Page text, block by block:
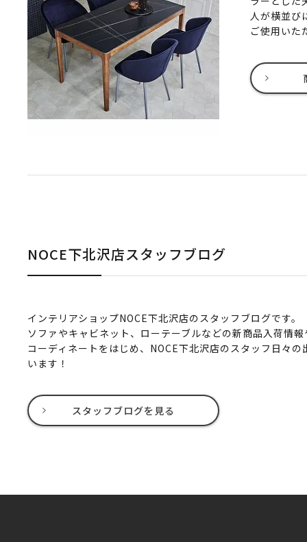
人が横並び
ご使用いた
NOCE下北沢店スタッフブログ
インテリアショップNOCE下北沢店のスタッフブログです。
ソファやキャビネット、ローテーブルなどの新商品入荷情
コーディネートをはじめ、NOCE下北沢店のスタッフ日々
います！
スタッフブログを見る